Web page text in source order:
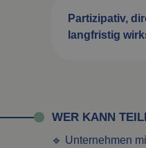
Partizipativ,
langfristig
WER KANN
🔹 Unternehmen